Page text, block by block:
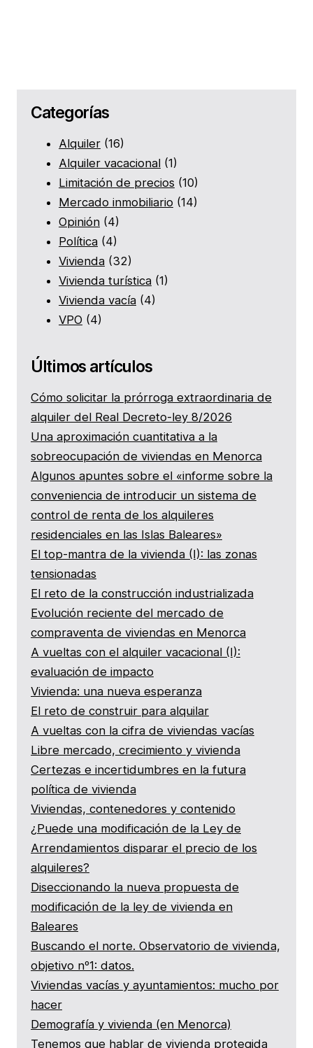
Categorías
Alquiler (16)
Alquiler vacacional (1)
Limitación de precios (10)
Mercado inmobiliario (14)
Opinión (4)
Política (4)
Vivienda (32)
Vivienda turística (1)
Vivienda vacía (4)
VPO (4)
Últimos artículos
Cómo solicitar la prórroga extraordinaria de
alquiler del Real Decreto-ley 8/2026
Una aproximación cuantitativa a la
sobreocupación de viviendas en Menorca
Algunos apuntes sobre el «informe sobre la
conveniencia de introducir un sistema de
control de renta de los alquileres
residenciales en las Islas Baleares»
El top-mantra de la vivienda (I): las zonas
tensionadas
El reto de la construcción industrializada
Evolución reciente del mercado de
compraventa de viviendas en Menorca
A vueltas con el alquiler vacacional (I):
evaluación de impacto
Vivienda: una nueva esperanza
El reto de construir para alquilar
A vueltas con la cifra de viviendas vacías
Libre mercado, crecimiento y vivienda
Certezas e incertidumbres en la futura
política de vivienda
Viviendas, contenedores y contenido
¿Puede una modificación de la Ley de
Arrendamientos disparar el precio de los
alquileres?
Diseccionando la nueva propuesta de
modificación de la ley de vivienda en
Baleares
Buscando el norte. Observatorio de vivienda,
objetivo nº1: datos.
Viviendas vacías y ayuntamientos: mucho por
hacer
Demografía y vivienda (en Menorca)
Tenemos que hablar de vivienda protegida